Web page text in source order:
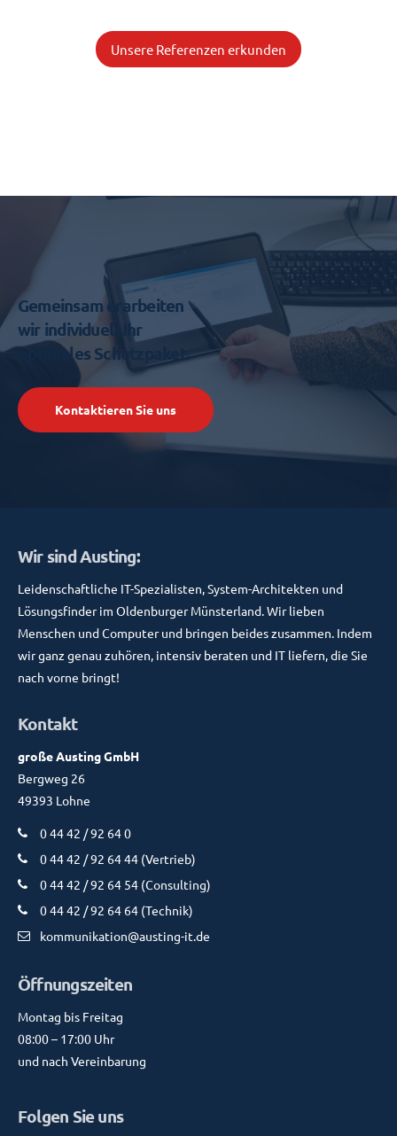
Unsere Referenzen erkunden
Gemeinsam erarbeiten
wir individuell Ihr
optimales Schutzpaket.
Kontaktieren Sie uns
Wir sind Austing:
Leidenschaftliche IT-Spezialisten, System-Architekten und
Lösungsfinder im Oldenburger Münsterland. Wir lieben
Menschen und Computer und bringen beides zusammen. Indem
wir ganz genau zuhören, intensiv beraten und IT liefern, die Sie
nach vorne bringt!
Kontakt
große Austing GmbH
Bergweg 26
49393 Lohne
0 44 42 / 92 64 0
0 44 42 / 92 64 44 (Vertrieb)
0 44 42 / 92 64 54 (Consulting)
0 44 42 / 92 64 64 (Technik)
kommunikation@austing-it.de
Öffnungszeiten
Montag bis Freitag
08:00 – 17:00 Uhr
und nach Vereinbarung
Folgen Sie uns